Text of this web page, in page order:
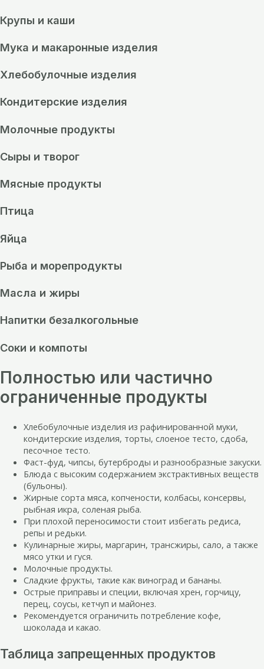
Крупы и каши
Мука и макаронные изделия
Хлебобулочные изделия
Кондитерские изделия
Молочные продукты
Сыры и творог
Мясные продукты
Птица
Яйца
Рыба и морепродукты
Масла и жиры
Напитки безалкогольные
Соки и компоты
Полностью или частично
ограниченные продукты
Хлебобулочные изделия из рафинированной муки,
кондитерские изделия, торты, слоеное тесто, сдоба,
песочное тесто.
Фаст-фуд, чипсы, бутерброды и разнообразные закуски.
Блюда с высоким содержанием экстрактивных веществ
(бульоны).
Жирные сорта мяса, копчености, колбасы, консервы,
рыбная икра, соленая рыба.
При плохой переносимости стоит избегать редиса,
репы и редьки.
Кулинарные жиры, маргарин, трансжиры, сало, а также
мясо утки и гуся.
Молочные продукты.
Сладкие фрукты, такие как виноград и бананы.
Острые приправы и специи, включая хрен, горчицу,
перец, соусы, кетчуп и майонез.
Рекомендуется ограничить потребление кофе,
шоколада и какао.
Таблица запрещенных продуктов